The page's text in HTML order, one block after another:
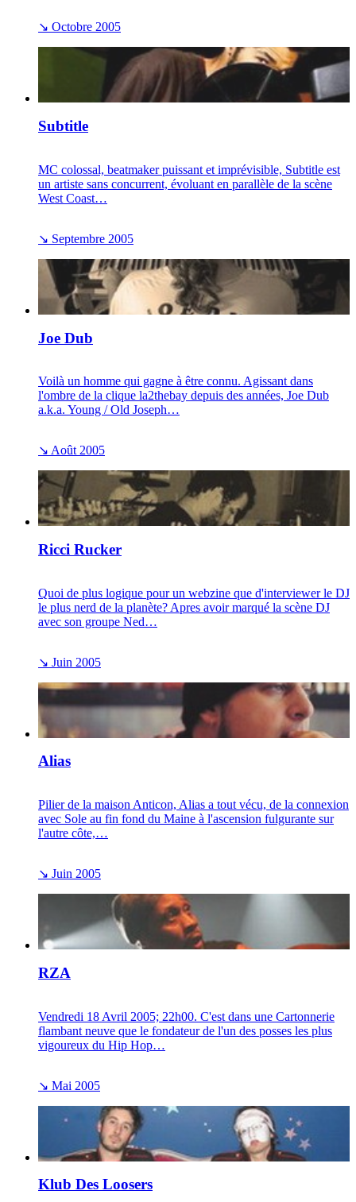
↘ Octobre 2005
Subtitle
MC colossal, beatmaker puissant et imprévisible, Subtitle est
un artiste sans concurrent, évoluant en parallèle de la scène
West Coast…
↘ Septembre 2005
Joe Dub
Voilà un homme qui gagne à être connu. Agissant dans
l'ombre de la clique la2thebay depuis des années, Joe Dub
a.k.a. Young / Old Joseph…
↘ Août 2005
Ricci Rucker
Quoi de plus logique pour un webzine que d'interviewer le DJ
le plus nerd de la planète? Apres avoir marqué la scène DJ
avec son groupe Ned…
↘ Juin 2005
Alias
Pilier de la maison Anticon, Alias a tout vécu, de la connexion
avec Sole au fin fond du Maine à l'ascension fulgurante sur
l'autre côte,…
↘ Juin 2005
RZA
Vendredi 18 Avril 2005; 22h00. C'est dans une Cartonnerie
flambant neuve que le fondateur de l'un des posses les plus
vigoureux du Hip Hop…
↘ Mai 2005
Klub Des Loosers